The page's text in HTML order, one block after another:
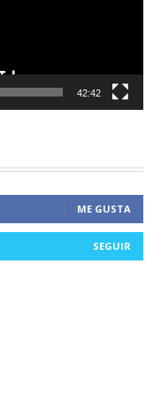
42:42
ME GUSTA
SEGUIR